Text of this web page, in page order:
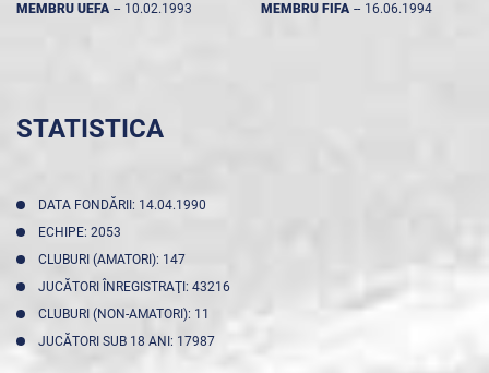
MEMBRU UEFA -- 10.02.1993 MEMBRU FIFA -- 16.06.1994
STATISTICA
DATA FONDĂRII: 14.04.1990
ECHIPE: 2053
CLUBURI (AMATORI): 147
JUCĂTORI ÎNREGISTRAŢI: 43216
CLUBURI (NON-AMATORI): 11
JUCĂTORI SUB 18 ANI: 17987